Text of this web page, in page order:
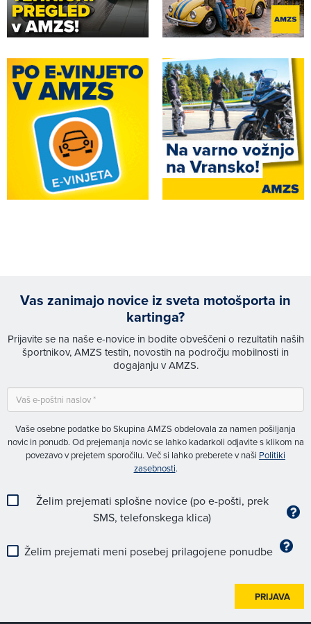
Vas zanimajo novice iz sveta motošporta in
kartinga?
Prijavite se na naše e-novice in bodite obveščeni o rezultatih naših
športnikov, AMZS testih, novostih na področju mobilnosti in
dogajanju v AMZS.
Vaše osebne podatke bo Skupina AMZS obdelovala za namen pošiljanja
novic in ponudb. Od prejemanja novic se lahko kadarkoli odjavite s klikom na
povezavo v prejetem sporočilu. Več si lahko preberete v naši Politiki
zasebnosti.
Želim prejemati splošne novice (po e-pošti, prek
SMS, telefonskega klica)
Želim prejemati meni posebej prilagojene ponudbe
PRIJAVA